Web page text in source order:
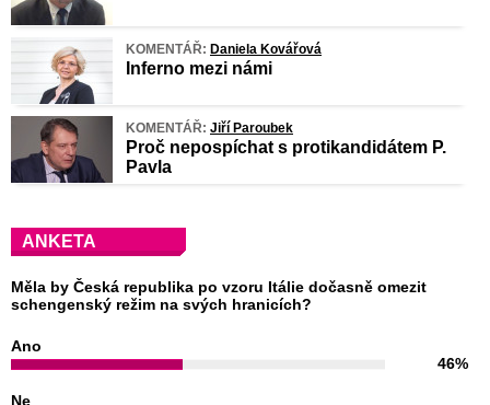
KOMENTÁŘ: Daniela Kovářová
Inferno mezi námi
KOMENTÁŘ: Jiří Paroubek
Proč nepospíchat s protikandidátem P.
Pavla
ANKETA
Měla by Česká republika po vzoru Itálie dočasně omezit
schengenský režim na svých hranicích?
Ano
46%
Ne